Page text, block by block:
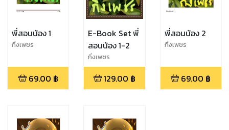
พี่สอนน้อง 1
กิ่งเพชร
69.00 ฿
E-Book Set พี่
สอนน้อง 1-2
กิ่งเพชร
129.00 ฿
พี่สอนน้อง 2
กิ่งเพชร
69.00 ฿